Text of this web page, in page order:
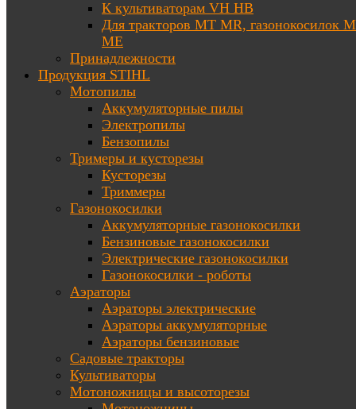
К культиваторам VH HB
Для тракторов МТ MR, газонокосилок
ME
Принадлежности
Продукция STIHL
Мотопилы
Аккумуляторные пилы
Электропилы
Бензопилы
Тримеры и кусторезы
Кусторезы
Триммеры
Газонокосилки
Аккумуляторные газонокосилки
Бензиновые газонокосилки
Электрические газонокосилки
Газонокосилки - роботы
Аэраторы
Аэраторы электрические
Аэраторы аккумуляторные
Аэраторы бензиновые
Садовые тракторы
Культиваторы
Мотоножницы и высоторезы